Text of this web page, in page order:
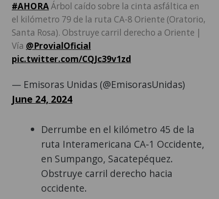
#AHORAÁrbol caído sobre la cinta asfáltica en
el kilómetro 79 de la ruta CA-8 Oriente (Oratorio,
Santa Rosa). Obstruye carril derecho a Oriente |
Vía @ProvialOficial
pic.twitter.com/CQJc39v1zd
— Emisoras Unidas (@EmisorasUnidas)
June 24, 2024
Derrumbe en el kilómetro 45 de la
ruta Interamericana CA-1 Occidente,
en Sumpango, Sacatepéquez.
Obstruye carril derecho hacia
occidente.